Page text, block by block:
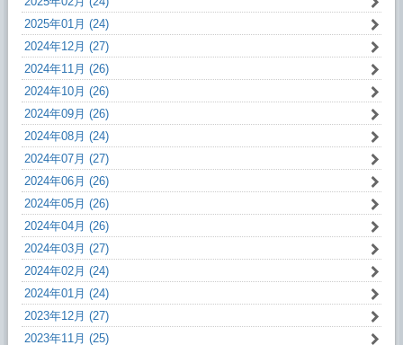
2025年01月 (24)
2024年12月 (27)
2024年11月 (26)
2024年10月 (26)
2024年09月 (26)
2024年08月 (24)
2024年07月 (27)
2024年06月 (26)
2024年05月 (26)
2024年04月 (26)
2024年03月 (27)
2024年02月 (24)
2024年01月 (24)
2023年12月 (27)
2023年11月 (25)